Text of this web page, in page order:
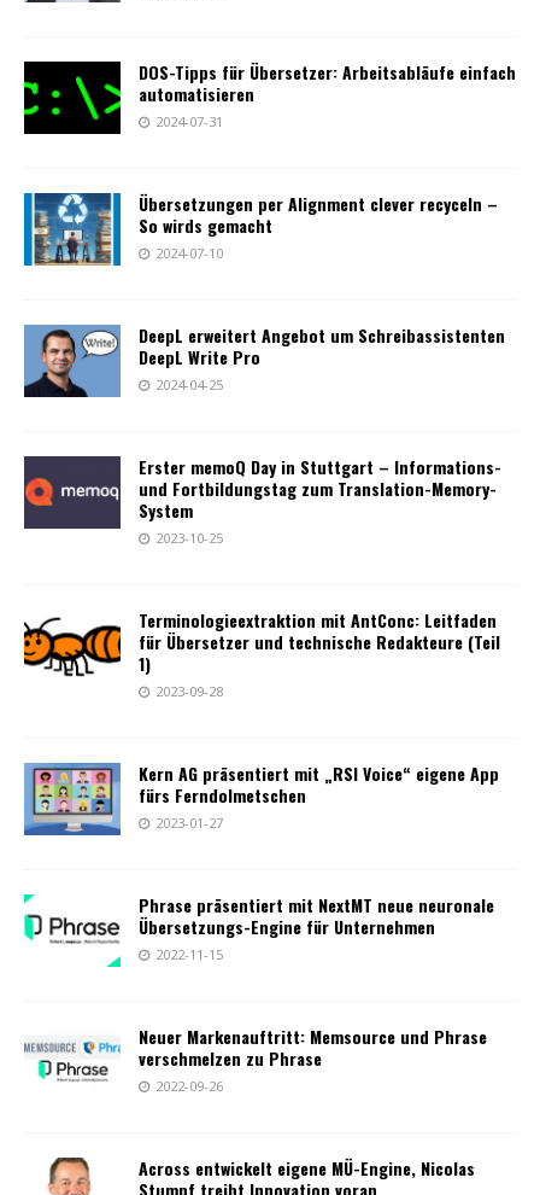
DOS-Tipps für Übersetzer: Arbeitsabläufe einfach
automatisieren
2024-07-31
Übersetzungen per Alignment clever recyceln –
So wirds gemacht
2024-07-10
DeepL erweitert Angebot um Schreibassistenten
DeepL Write Pro
2024-04-25
Erster memoQ Day in Stuttgart – Informations-
und Fortbildungstag zum Translation-Memory-
System
2023-10-25
Terminologieextraktion mit AntConc: Leitfaden
für Übersetzer und technische Redakteure (Teil
1)
2023-09-28
Kern AG präsentiert mit „RSI Voice“ eigene App
fürs Ferndolmetschen
2023-01-27
Phrase präsentiert mit NextMT neue neuronale
Übersetzungs-Engine für Unternehmen
2022-11-15
Neuer Markenauftritt: Memsource und Phrase
verschmelzen zu Phrase
2022-09-26
Across entwickelt eigene MÜ-Engine, Nicolas
Stumpf treibt Innovation voran